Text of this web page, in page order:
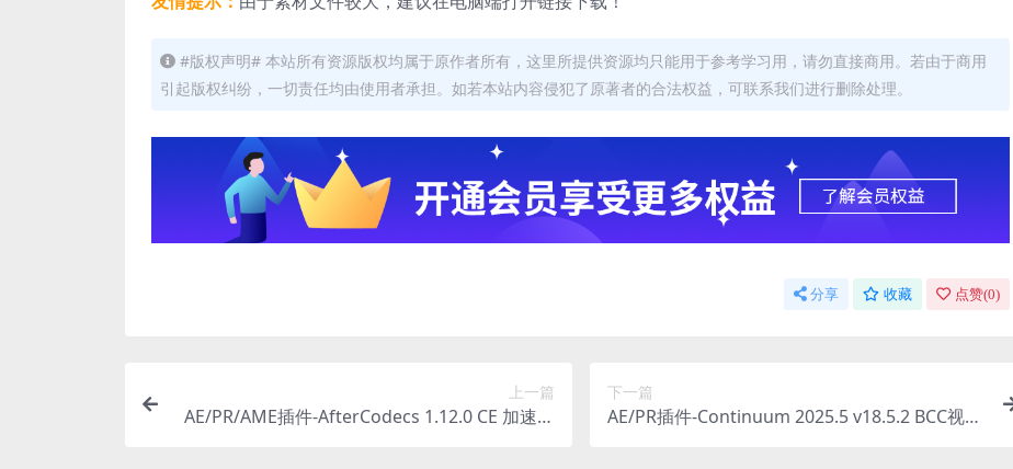
#版权声明# 本站所有资源版权均属于原作者所有，这里所提供资源均只能用于参考学习用，请勿直接商用。若由于商用
引起版权纠纷，一切责任均由使用者承担。如若本站内容侵犯了原著者的合法权益，可联系我们进行删除处理。
分享 收藏 点赞(0)
上一篇
AE/PR/AME插件-AfterCodecs 1.12.0 CE 加速渲
下一篇
AE/PR插件-Continuum 2025.5 v18.5.2 BCC视觉